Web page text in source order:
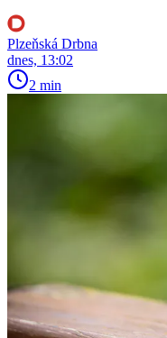
Plzeňská Drbna
dnes, 13:02
2 min